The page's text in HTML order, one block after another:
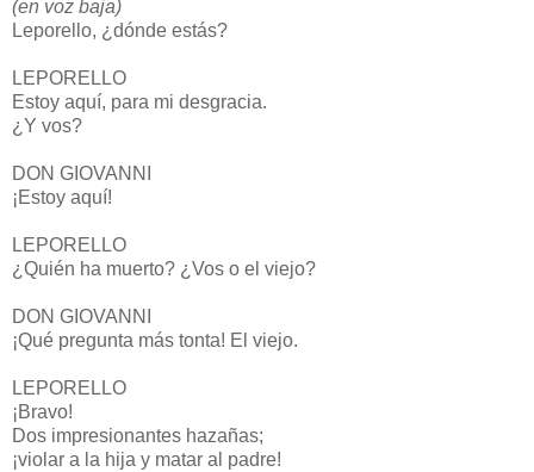
(en voz baja)
Leporello, ¿dónde estás?
LEPORELLO
Estoy aquí, para mi desgracia.
¿Y vos?
DON GIOVANNI
¡Estoy aquí!
LEPORELLO
¿Quién ha muerto? ¿Vos o el viejo?
DON GIOVANNI
¡Qué pregunta más tonta! El viejo.
LEPORELLO
¡Bravo!
Dos impresionantes hazañas;
¡violar a la hija y matar al padre!